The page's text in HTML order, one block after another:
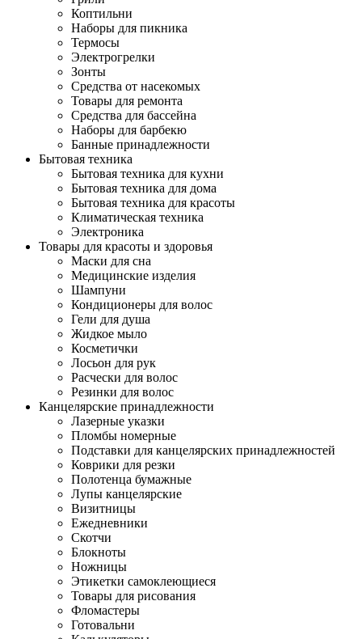
Коптильни
Наборы для пикника
Термосы
Электрогрелки
Зонты
Средства от насекомых
Товары для ремонта
Средства для бассейна
Наборы для барбекю
Банные принадлежности
Бытовая техника
Бытовая техника для кухни
Бытовая техника для дома
Бытовая техника для красоты
Климатическая техника
Электроника
Товары для красоты и здоровья
Маски для сна
Медицинские изделия
Шампуни
Кондиционеры для волос
Гели для душа
Жидкое мыло
Косметички
Лосьон для рук
Расчески для волос
Резинки для волос
Канцелярские принадлежности
Лазерные указки
Пломбы номерные
Подставки для канцелярских принадлежностей
Коврики для резки
Полотенца бумажные
Лупы канцелярские
Визитницы
Ежедневники
Скотчи
Блокноты
Ножницы
Этикетки самоклеющиеся
Товары для рисования
Фломастеры
Готовальни